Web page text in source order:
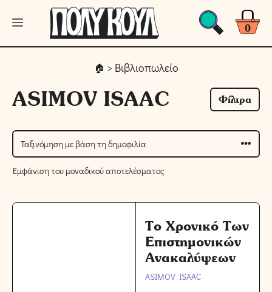
Μετάβαση
περιεχόμενο
0
Μενού
> Βιβλιοπωλείο
ASIMOV ISAAC Φίλτρα
Εμφάνιση του μοναδικού αποτελέσματος
Το Χρονικό Των
Επιστημονικών
Ανακαλύψεων
ASIMOV ISAAC